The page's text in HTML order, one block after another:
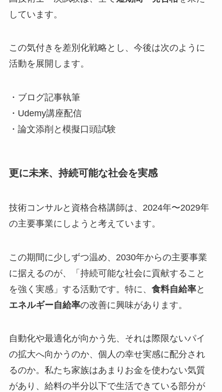
しています。
この気付きを差別化戦略とし、今後は次のように
活動を展開します。
・ブログ記事執筆
・Udemy講座配信
・論文添削と模擬口頭試験
更に未来、持続可能な社会を実感
技術コンサルと資格合格講師は、2024年〜2029年
の主要事業にしようと考えています。
この期間に少しずつ温め、2030年からの主要事業
に据えるのが、「持続可能な社会に貢献すること
を強く実感」する活動です。特に、 食料自給率と
エネルギー自給率の改善に興味があります。
自動化や最適化が向かう先、それは際限ないパイ
の拡大へ向かうのか、個人の幸せ実感に配分され
るのか。私たち家族はあまりお金を使わない気質
があり、給料の半分以下で生活できている部分が